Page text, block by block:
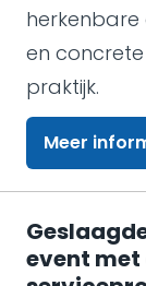
herkenbare
en
praktijk.
Meer
event